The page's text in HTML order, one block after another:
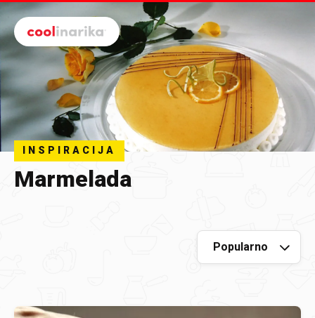
Preskoči na glavni sadržaj
INSPIRACIJA
Marmelada